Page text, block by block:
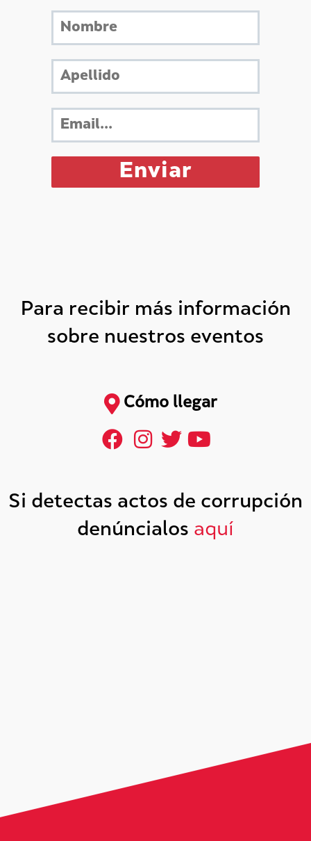
Para recibir más información
sobre nuestros eventos
Cómo llegar
Si detectas actos de corrupción
denúncialos aquí